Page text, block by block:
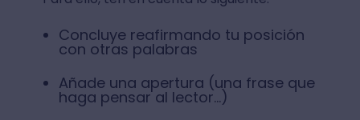
Concluye reafirmando tu posición
con otras palabras
Añade una apertura (una frase que
haga pensar al lector...)